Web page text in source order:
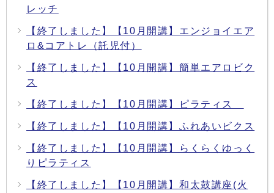
レッチ
【終了しました】【10月開講】エンジョイエア
ロ&コアトレ（託児付）
【終了しました】【10月開講】簡単エアロビク
ス
【終了しました】【10月開講】ピラティス
【終了しました】【10月開講】ふれあいビクス
【終了しました】【10月開講】らくらくゆっく
りピラティス
【終了しました】【10月開講】和太鼓講座(火